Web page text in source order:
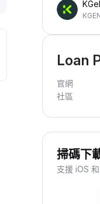
Loan
官網
社區
掃碼下
支援 iOS